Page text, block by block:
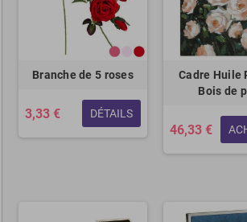
Branche de 5 roses
3,33 € DÉTAILS
Cadre Huile
Bois de
46,33 €